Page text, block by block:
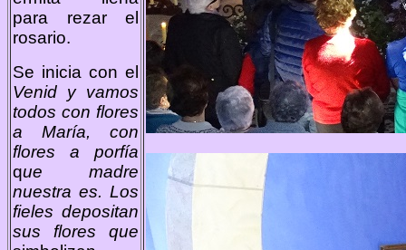
para rezar el
rosario.
Se inicia con el
Venid y vamos
todos con flores
a María, con
flores a porfía
que madre
nuestra es. Los
fieles depositan
sus flores que